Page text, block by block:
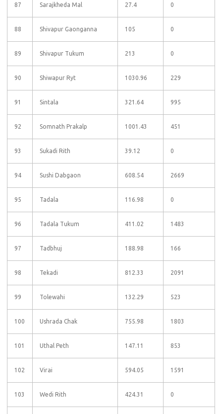
87 Sarajkheda Mal 27.4 0
88 Shivapur Gaonganna 105 0
89 Shivapur Tukum 213 0
90 Shiwapur Ryt 1030.96 229
91 Sintala 321.64 995
92 Somnath Prakalp 1001.43 451
93 Sukadi Rith 39.12 0
94 Sushi Dabgaon 608.54 2669
95 Tadala 116.98 0
96 Tadala Tukum 411.02 1483
97 Tadbhuj 188.98 166
98 Tekadi 812.33 2091
99 Tolewahi 132.29 523
100 Ushrada Chak 755.98 1803
101 Uthal Peth 147.11 853
102 Virai 594.05 1591
103 Wedi Rith 424.31 0